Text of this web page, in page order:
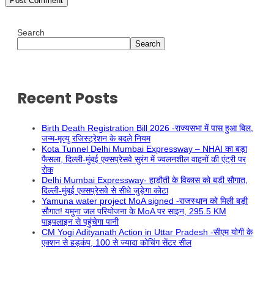
Search
Search
Recent Posts
Birth Death Registration Bill 2026 -राज्यसभा में पास हुआ बिल,
जन्म-मृत्यु रजिस्ट्रेशन के बदले नियम
Kota Tunnel Delhi Mumbai Expressway – NHAI का बड़ा
फैसला, दिल्ली-मुंबई एक्सप्रेसवे सुरंग में ज्वलनशील वाहनों की एंट्री पर
रोक
Delhi Mumbai Expressway- हाड़ौती के विकास को बड़ी सौगात,
दिल्ली-मुंबई एक्सप्रेसवे से सीधे जुड़ेगा कोटा
Yamuna water project MoA signed -राजस्थान को मिली बड़ी
सौगात! यमुना जल परियोजना के MoA पर साइन, 295.5 KM
पाइपलाइन से पहुंचेगा पानी
CM Yogi Adityanath Action in Uttar Pradesh -सीएम योगी के
एक्शन से हड़कंप, 100 से ज्यादा कोचिंग सेंटर सील